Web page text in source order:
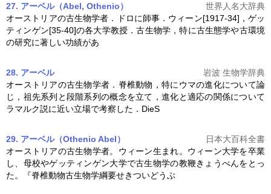
27. アーベル（Abel, Othenio）
世界人名大辞典
オーストリアの古生物学者．ドロに師事．ウィーン[1917-34]，ゲッ
ティンゲン[35-40]の各大学教授．古生物学 ，特に古生態学や古環境
の研究に著しい功績があ
28. アーベル
岩波 生物学辞典
オーストリアの古生物学者．脊椎動物，特にウマの進化について論
じ，祖先系列と段階系列の概念を立て，進化と適応の関係について
ラマルク説に近い立場で考察した．DieS
29. アーベル（Othenio Abel）
日本大百科全書
オーストリアの古生物学者。ウィーン生まれ。ウィーン大学を卒業
し、母校やゲッティンゲン大学で古生物学の教鞭きょうべんをとっ
た。『脊椎動物古生物学綱要せきついどうぶ